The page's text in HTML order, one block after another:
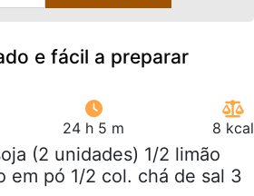
e fácil a preparar
24 h 5 m 8 kcal
(2 unidades) 1/2 limão
em pó 1/2 col. chá de sal 3